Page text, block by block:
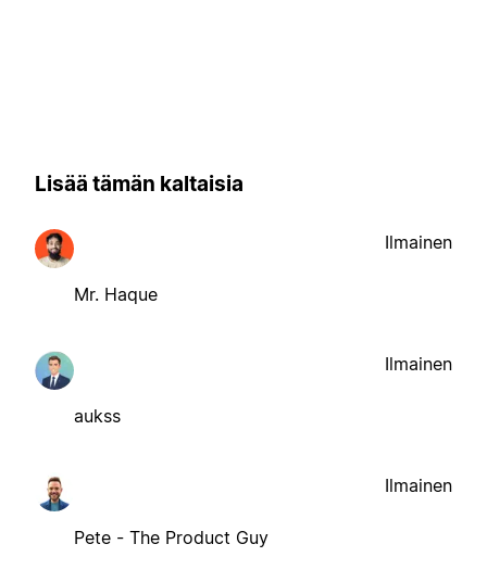
Lisää tämän kaltaisia
Mr. Haque
Ilmainen
aukss
Ilmainen
Pete - The Product Guy
Ilmainen